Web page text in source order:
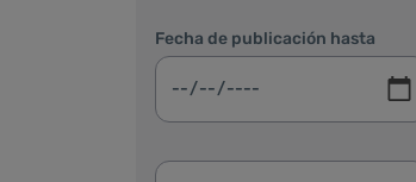
Fecha de publicación hasta
Ordenar resultados: